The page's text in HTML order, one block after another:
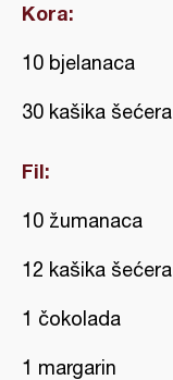
Kora:
10 bjelanaca
30 kašika šećera
Fil:
10 žumanaca
12 kašika šećera
1 čokolada
1 margarin